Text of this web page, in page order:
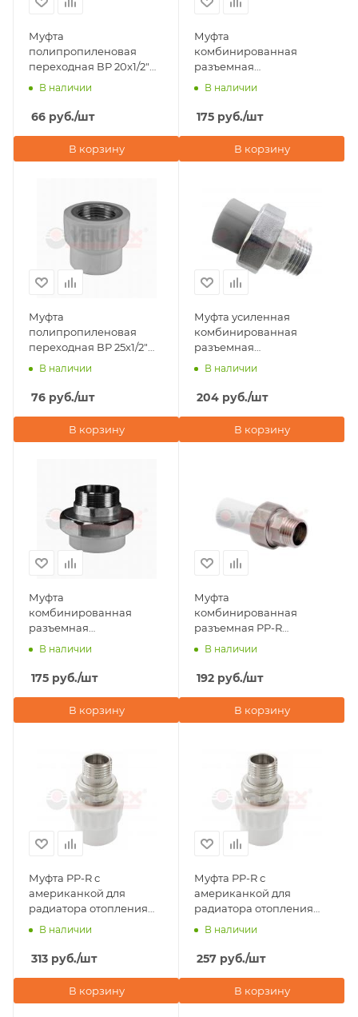
Муфта
полипропиленовая
переходная ВР 20x1/2"
Valfex, белая
В наличии
66 руб./шт
В корзину
Муфта
комбинированная
разъемная
(американка) НР 20х1/2"
В наличии
175 руб./шт
В корзину
Муфта
полипропиленовая
переходная ВР 25x1/2"
Valfex, серая
В наличии
76 руб./шт
В корзину
Муфта усиленная
комбинированная
разъемная
(американка) НР 20х1/2"
В наличии
204 руб./шт
В корзину
Муфта
комбинированная
разъемная
(американка) НР 20х1/2"
В наличии
175 руб./шт
В корзину
Муфта
комбинированная
разъемная PP-R
(американка) трубная
В наличии
192 руб./шт
В корзину
Муфта PP-R с
американкой для
радиатора отопления
НР 25х3/4" Valfex
В наличии
313 руб./шт
В корзину
Муфта PP-R с
американкой для
радиатора отопления
НР 20х1/2" Valfex
В наличии
257 руб./шт
В корзину